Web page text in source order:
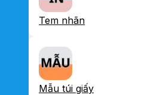
Tem nhãn
Mẫu túi giấy